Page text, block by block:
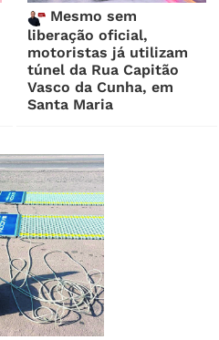
Mesmo sem
liberação oficial,
motoristas já utilizam
túnel da Rua Capitão
Vasco da Cunha, em
Santa Maria